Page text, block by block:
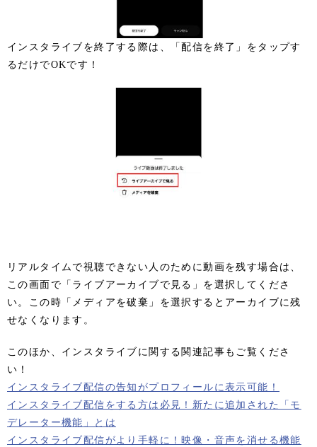
インスタライブを終了する際は、「配信を終了」をタップす
るだけでOKです！
リアルタイムで視聴できない人のために動画を残す場合は、
この画面で「ライブアーカイブで見る」を選択してくださ
い。この時「メディアを破棄」を選択するとアーカイブに残
せなくなります。
このほか、インスタライブに関する関連記事もご覧くださ
い！
インスタライブ配信の告知がプロフィールに表示可能！
インスタライブ配信をする方は必見！新たに追加された「モ
デレーター機能」とは
インスタライブ配信がより手軽に！映像・音声を消せる機能